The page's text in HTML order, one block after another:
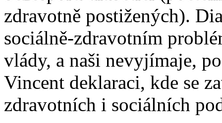
zdravotně postižených).
sociálně-zdravotním
vlády, a naši nevyjímaje,
Vincent deklaraci, kde se
zdravotních i sociálních